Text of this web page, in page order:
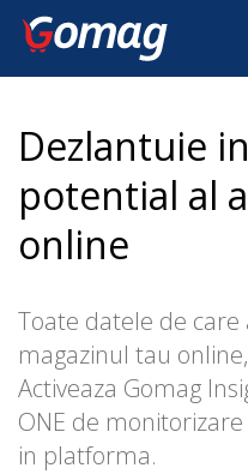
Dezlantuie
potential al
online
Toate datele de care
magazinul tau
Activeaza Gomag
ONE de
in platforma.